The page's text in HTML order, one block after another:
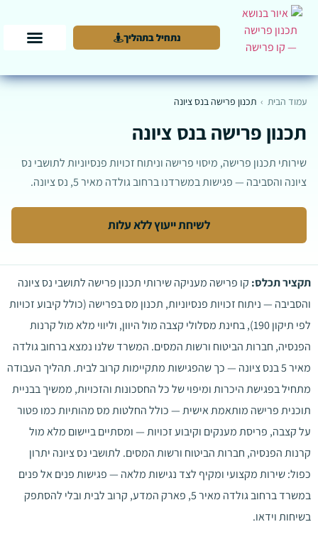
נתחיל בתהליך
עמוד הבית › תכנון פרישה בנס ציונה
תכנון פרישה בנס ציונה
שירותי תכנון פרישה, מיסוי פרישה וניתוח זכויות פנסיוניות לתושבי נס
ציונה והסביבה — פגישות במשרדנו ברחוב גולדה מאיר 5, נס ציונה.
לשיחת ייעוץ ללא עלות
תקציר תכלס: קו פרישה מעניקה שירותי תכנון פרישה לתושבי נס ציונה
והסביבה — ניתוח זכויות פנסיוניות, תכנון מס בפרישה (כולל קיבוע זכויות
לפי תיקון 190), בחינת מסלולי קצבה מול היוון, וליווי מלא מול קרנות
הפנסיה, חברות הביטוח ורשות המסים. המשרד שלנו נמצא ברחוב גולדה
מאיר 5 בנס ציונה — כך שהפגישות מתקיימות קרוב לבית. תהליך העבודה
מתחיל בפגישת היכרות ומיפוי של כל החסכונות והזכויות, ממשיך בבניית
תוכנית פרישה מותאמת אישית — כולל החלטות מס מהותיות כמו פטור
על קצבה, פריסת מענקים וקיבוע זכויות — ומסתיים ביישום מלא מול
קרנות הפנסיה, חברות הביטוח ורשות המסים. לתושבי נס ציונה יתרון
כפול: שירות מקצועי ומקיף לצד נגישות מלאה — פגישות פנים אל פנים
במשרד ברחוב גולדה מאיר 5, פארק המדע, קרוב לבית ובלי להסתפק
בשיחות וידאו.